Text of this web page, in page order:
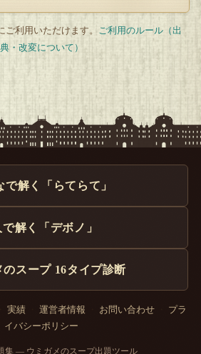
利用いただけます。
ご利用のルール（出
典・改変について）
で解く「らてらて」
で解く「デボノ」
のスープ 16タイプ診断
実績・ 運営者情報 お問い合わせ・
プラ
イバシーポリシー
集 — ウミガメのスープ出題ツール